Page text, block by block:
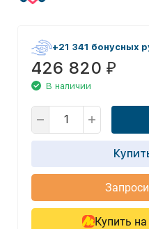
+21 341 бонусных
426 820 ₽
В наличии
Купить